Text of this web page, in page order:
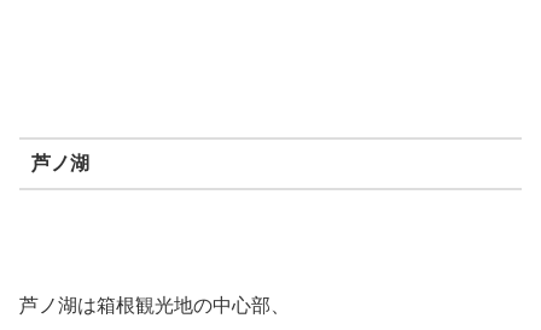
芦ノ湖
芦ノ湖は箱根観光地の中心部、